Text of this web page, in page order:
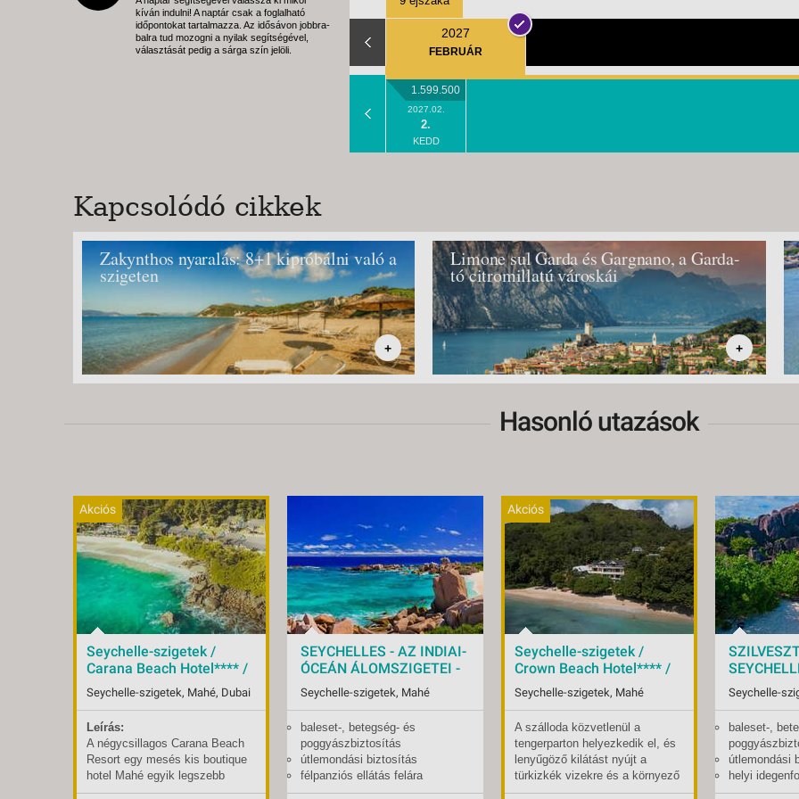
kíván indulni! A naptár csak a foglalható
időpontokat tartalmazza. Az idősávon jobbra-
balra tud mozogni a nyilak segítségével,
választását pedig a sárga szín jelöli.
2027
FEBRUÁR
Slide Right
1.599.500
2027.02.
2.
KEDD
Kapcsolódó cikkek
Zakynthos nyaralás: 8+1 kipróbálni való a
szigeten
+
Limone sul Garda és Gargnano, a Garda-
tó citromillatú városkái
+
Hasonló utazások
Akciós
Seychelle-szigetek /
Carana Beach Hotel**** /
Mahé - budapest, Repülő
4*
Seychelle-szigetek, Mahé, Dubai
Indulások:
Időpontok:
14 db
Ellátás:
félpanzió
Ellátás:
reggeli
Típus:
Tengerparti üdülés
Leírás:
A négycsillagos Carana Beach
Resort egy mesés kis boutique
hotel Mahé egyik legszebb
öblében. A szálloda úgy lett
SEYCHELLES - AZ INDIAI-
ÓCEÁN ÁLOMSZIGETEI -
Budapest BUD, Repülő 4*
Seychelle-szigetek, Mahé
Indulások:
2027.02.02-tól
Időpontok:
1 db
Ellátás:
reggeli
Típus:
Tengerparti üdülés
Besorolás:
4*
baleset-, betegség- és
poggyászbiztosítás
útlemondási biztosítás
félpanziós ellátás felára
borravalók
Akciós
Seychelle-szigetek /
Crown Beach Hotel**** /
Mahé - budapest, Repülő
4*
Seychelle-szigetek, Mahé
Indulások:
2026.09.17-tól
Időpontok:
2 db
Ellátás:
reggeli
Típus:
Tengerparti üdülés
Besorolás:
4*
A szálloda közvetlenül a
tengerparton helyezkedik el, és
lenyűgöző kilátást nyújt a
türkizkék vizekre és a környező
hegyekre. A környéken található
- Budapest
4*
Seychelle-
Indulások:
Időpontok:
Ellátás:
Típus:
Besorolás:
baleset-,
útlemondási
helyi
helyszínen